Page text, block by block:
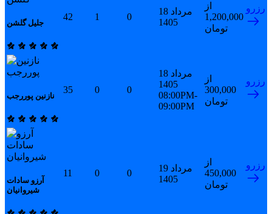
جلیل گلشن
42 1 0
18 مرداد
1405
از
1,200,000
تومان
رزرو
نازنین پوررجب
35 0 0
18 مرداد
1405
08:00PM-
09:00PM
از
300,000
تومان
رزرو
آرزو سادات
شیروانیان
11 0 0
19 مرداد
1405
از
450,000
تومان
رزرو